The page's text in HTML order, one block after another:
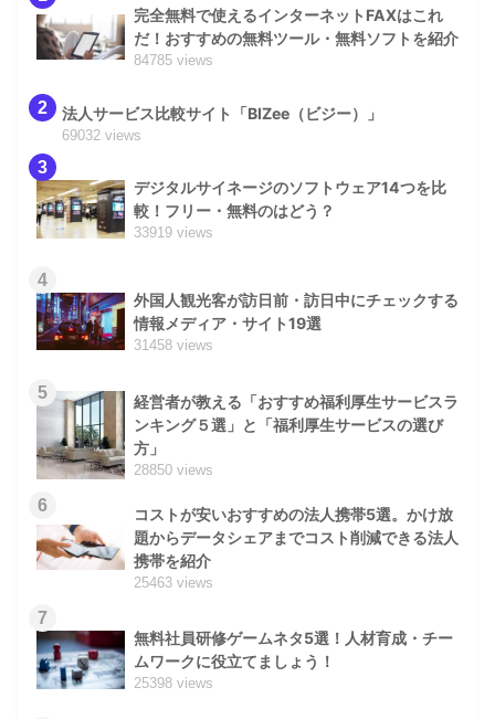
完全無料で使えるインターネットFAXはこれ
だ！おすすめの無料ツール・無料ソフトを紹介
84785 views
2 法人サービス比較サイト「BIZee（ビジー）」
69032 views
3
デジタルサイネージのソフトウェア14つを比
較！フリー・無料のはどう？
33919 views
4
外国人観光客が訪日前・訪日中にチェックする
情報メディア・サイト19選
31458 views
5
経営者が教える「おすすめ福利厚生サービスラ
ンキング５選」と「福利厚生サービスの選び
方」
28850 views
6
コストが安いおすすめの法人携帯5選。かけ放
題からデータシェアまでコスト削減できる法人
携帯を紹介
25463 views
7
無料社員研修ゲームネタ5選！人材育成・チー
ムワークに役立てましょう！
25398 views